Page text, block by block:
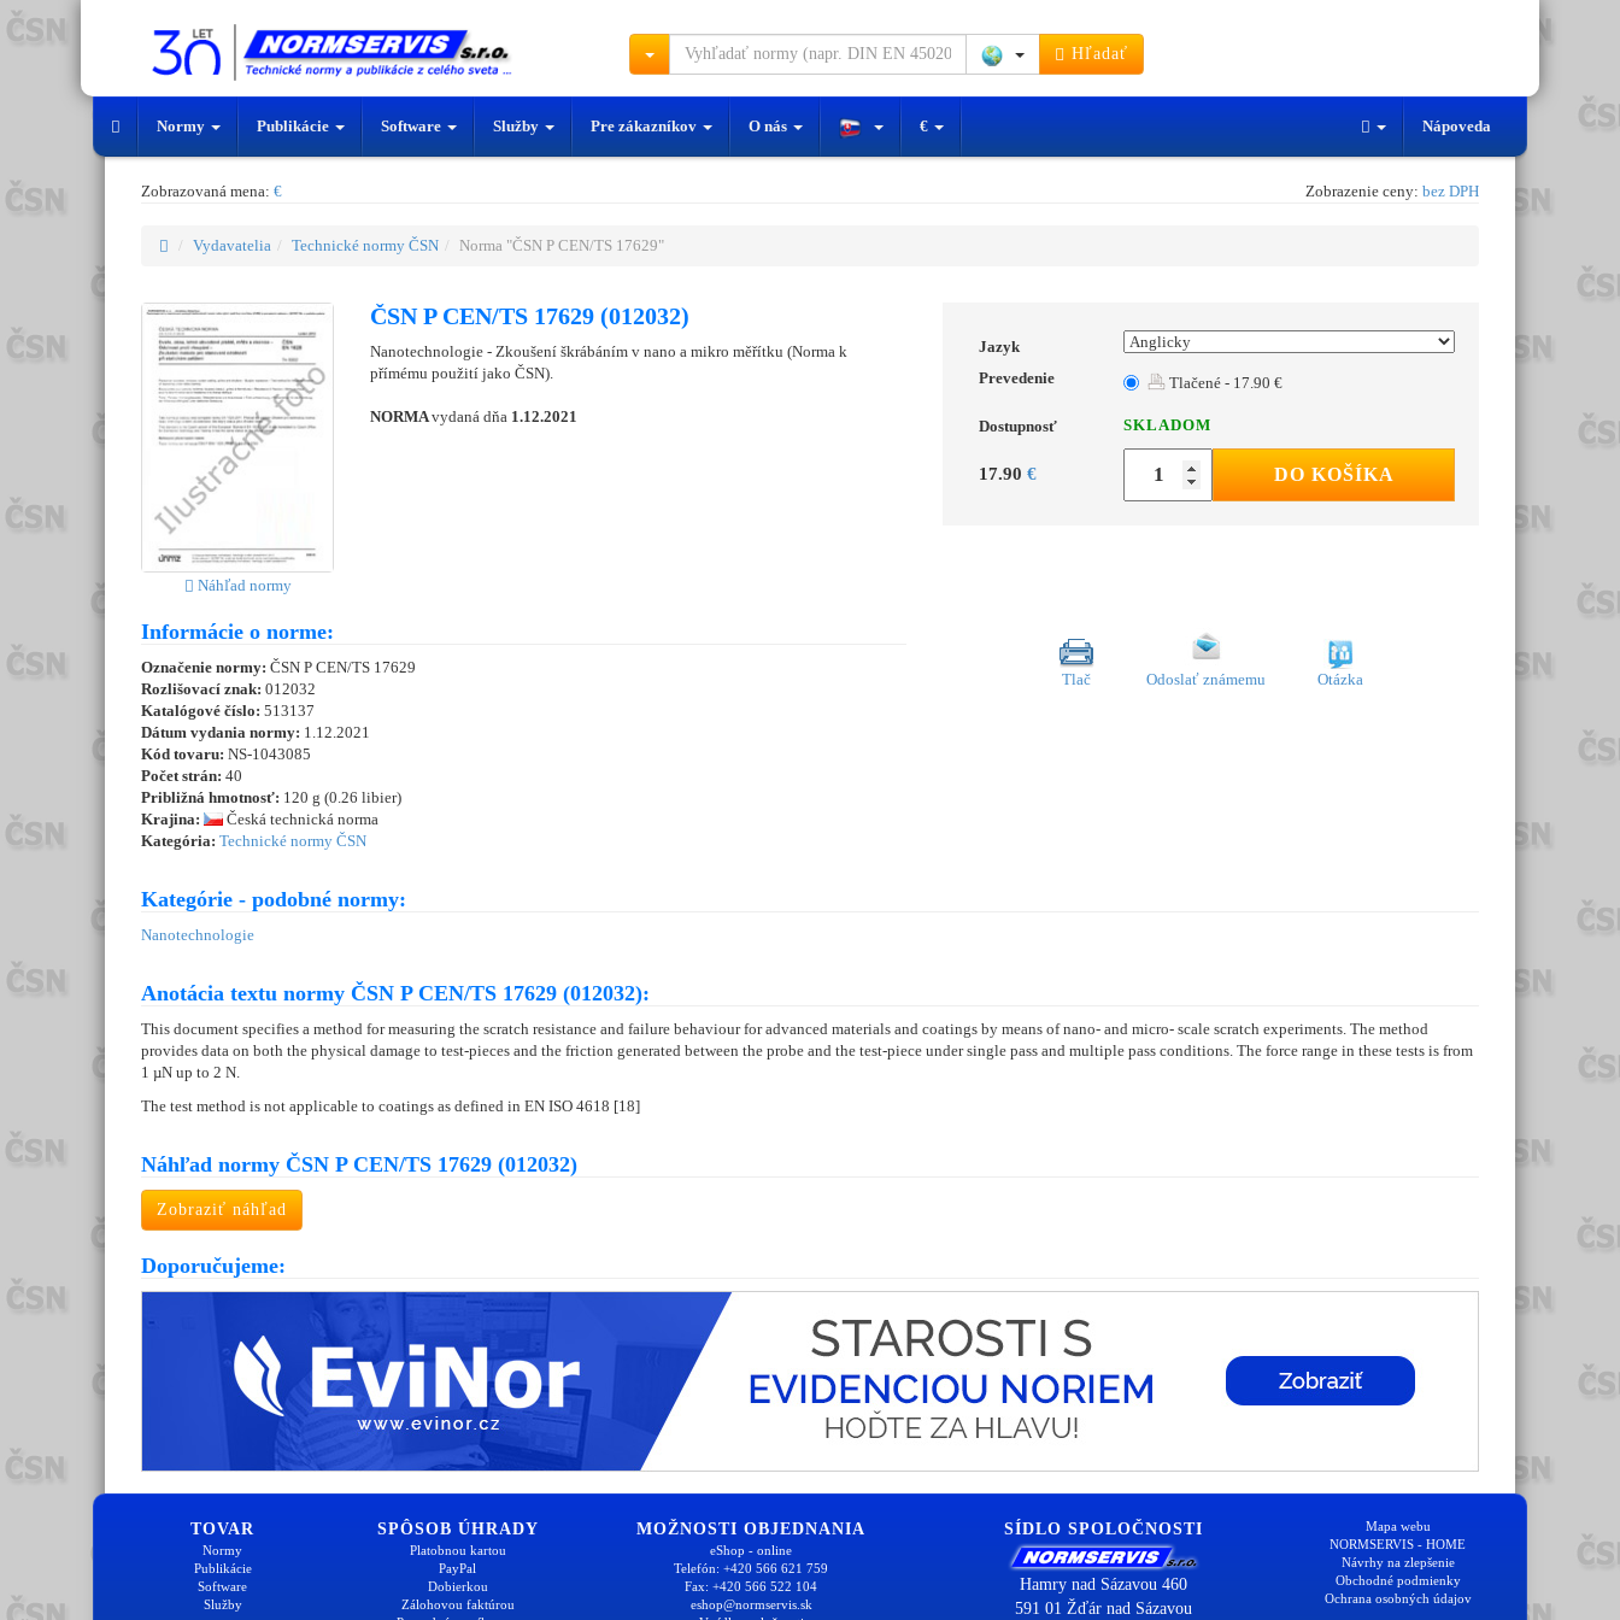
Hľadať
Normy Publikácie Software Služby Pre zákazníkov O nás € Nápoveda
Zobrazovaná mena: € Zobrazenie ceny: bez DPH
Vydavatelia Technické normy ČSN Norma "ČSN P CEN/TS 17629"
Náhľad normy
ČSN P CEN/TS 17629 (012032)
Nanotechnologie - Zkoušení škrábáním v nano a mikro měřítku (Norma k
přímému použití jako ČSN).
NORMAvydaná dňa 1.12.2021
Jazyk
Prevedenie
Tlačené - 17.90 €
Dostupnosť SKLADOM
17.90 € DO KOŠÍKA
Informácie o norme:
Označenie normy: ČSN P CEN/TS 17629
Rozlišovací znak: 012032
Katalógové číslo: 513137
Dátum vydania normy: 1.12.2021
Kód tovaru: NS-1043085
Počet strán: 40
Približná hmotnosť: 120 g (0.26 libier)
Krajina:
Česká technická norma
Kategória: Technické normy ČSN
Tlač Odoslať známemu Otázka
Kategórie - podobné normy:
Nanotechnologie
Anotácia textu normy ČSN P CEN/TS 17629 (012032):
This document specifies a method for measuring the scratch resistance and failure behaviour for advanced materials and coatings by means of nano- and micro- scale scratch experiments. The method
provides data on both the physical damage to test-pieces and the friction generated between the probe and the test-piece under single pass and multiple pass conditions. The force range in these tests is from
1 µN up to 2 N.
The test method is not applicable to coatings as defined in EN ISO 4618 [18]
Náhľad normy ČSN P CEN/TS 17629 (012032)
Zobraziť náhľad
Doporučujeme:
TOVAR
Normy
Publikácie
Software
Služby
SPÔSOB ÚHRADY
Platobnou kartou
PayPal
Dobierkou
Zálohovou faktúrou
MOŽNOSTI OBJEDNANIA
eShop - online
Telefón: +420 566 621 759
Fax: +420 566 522 104
eshop@normservis.sk
SÍDLO SPOLOČNOSTI
Hamry nad Sázavou 460
591 01 Žďár nad Sázavou
Mapa webu
NORMSERVIS - HOME
Návrhy na zlepšenie
Obchodné podmienky
Ochrana osobných údajov